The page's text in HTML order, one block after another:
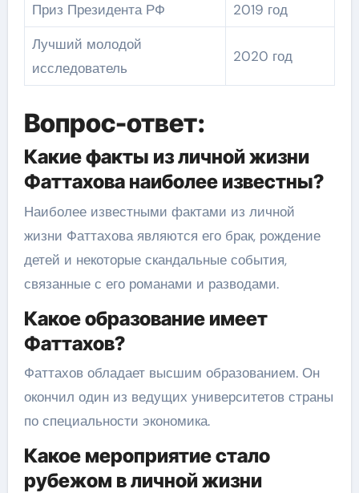
Приз Президента РФ
2019 год
Лучший молодой
исследователь
2020 год
Вопрос-ответ:
Какие факты из личной жизни
Фаттахова наиболее известны?
Наиболее известными фактами из личной
жизни Фаттахова являются его брак, рождение
детей и некоторые скандальные события,
связанные с его романами и разводами.
Какое образование имеет
Фаттахов?
Фаттахов обладает высшим образованием. Он
окончил один из ведущих университетов страны
по специальности экономика.
Какое мероприятие стало
рубежом в личной жизни